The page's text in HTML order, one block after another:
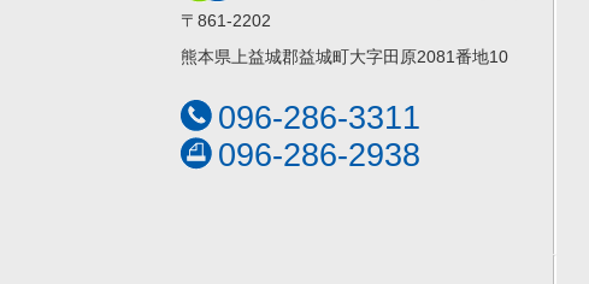
〒861-2202
熊本県上益城郡益城町大字田原2081番地10
096-286-3311
096-286-2938